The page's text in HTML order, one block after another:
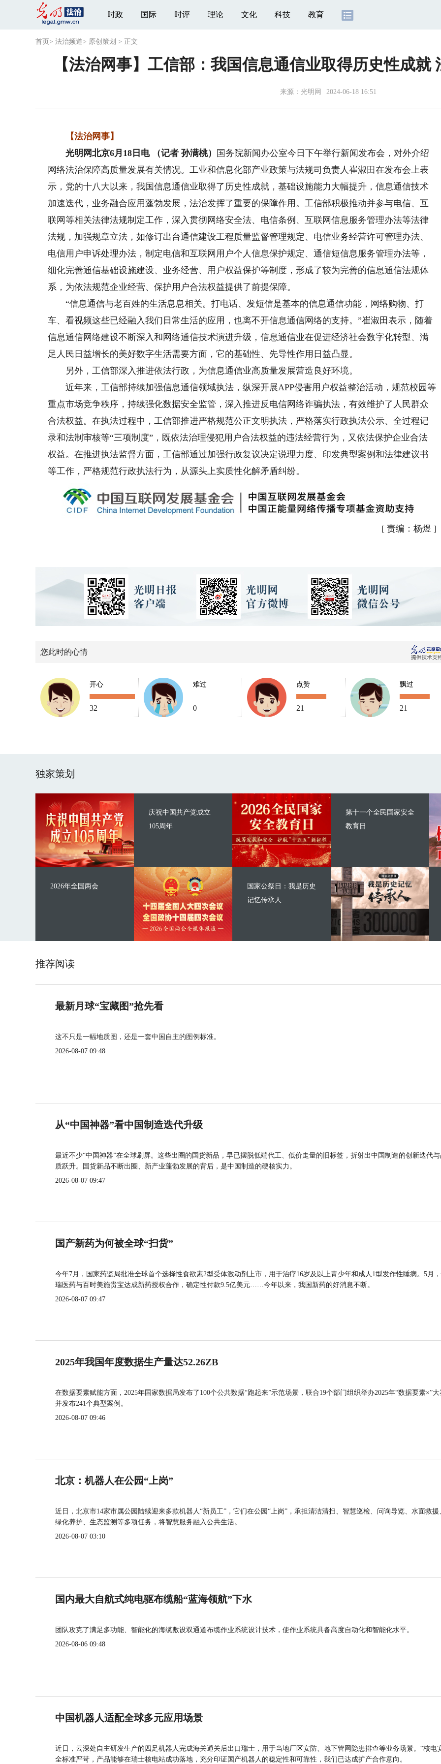
时政 国际 时评 理论 文化 科技 教育
首页 > 法治频道> 原创策划 > 正文
【法治网事】工信部：我国信息通信业取得历史性成
来源： 光明网 2024-06-18 16:51
【法治网事】
光明网北京6月18日电 （记者 孙满桃）
国务院新闻办公室今日下午举行新闻发布会，对外介绍
网络法治保障高质量发展有关情况。工业和信息化部产业政策与法规司负责人崔淑田在发布会上表
示，党的十八大以来，我国信息通信业取得了历史性成就，基础设施能力大幅提升，信息通信技术
加速迭代，业务融合应用蓬勃发展，法治发挥了重要的保障作用。工信部积极推动并参与电信、互
联网等相关法律法规制定工作，深入贯彻网络安全法、电信条例、互联网信息服务管理办法等法律
法规，加强规章立法，如修订出台通信建设工程质量监督管理规定、电信业务经营许可管理办法、
电信用户申诉处理办法，制定电信和互联网用户个人信息保护规定、通信短信息服务管理办法等，
细化完善通信基础设施建设、业务经营、用户权益保护等制度，形成了较为完善的信息通信法规体
系，为依法规范企业经营、保护用户合法权益提供了前提保障。
“信息通信与老百姓的生活息息相关。打电话、发短信是基本的信息通信功能，网络购物、打
车、看视频这些已经融入我们日常生活的应用，也离不开信息通信网络的支持。”崔淑田表示，随着
信息通信网络建设不断深入和网络通信技术演进升级，信息通信业在促进经济社会数字化转型、满
足人民日益增长的美好数字生活需要方面，它的基础性、先导性作用日益凸显。
另外，工信部深入推进依法行政，为信息通信业高质量发展营造良好环境。
近年来，工信部持续加强信息通信领域执法，纵深开展APP侵害用户权益整治活动，规范校园等
重点市场竞争秩序，持续强化数据安全监管，深入推进反电信网络诈骗执法，有效维护了人民群众
合法权益。在执法过程中，工信部推进严格规范公正文明执法，严格落实行政执法公示、全过程记
录和法制审核等“三项制度”，既依法治理侵犯用户合法权益的违法经营行为，又依法保护企业合法
权益。在推进执法监督方面，工信部通过加强行政复议决定说理力度、印发典型案例和法律建议书
等工作，严格规范行政执法行为，从源头上实质性化解矛盾纠纷。
[ 责编：杨煜 ]
您此时的心情
开心
32
难过
0
点赞
21
飘过
21
独家策划
庆祝中国共产党成立
105周年
2026年全国两会
第十一个全民国家安全
教育日
国家公祭日：我是历史
记忆传承人
推荐阅读
最新月球“宝藏图”抢先看
这不只是一幅地质图，还是一套中国自主的图例标准。
2026-08-07 09:48
从“中国神器”看中国制造迭代升级
最近不少“中国神器”在全球刷屏。这些出圈的国货新品，早已摆脱低端代工、低价走量的旧标签，折射出中国制造的创新迭代
质跃升。国货新品不断出圈、新产业蓬勃发展的背后，是中国制造的硬核实力。
2026-08-07 09:47
国产新药为何被全球“扫货”
今年7月，国家药监局批准全球首个选择性食欲素2型受体激动剂上市，用于治疗16岁及以上青少年和成人1型发作性睡病。5月
瑞医药与百时美施贵宝达成新药授权合作，确定性付款9.5亿美元……今年以来，我国新药的好消息不断。
2026-08-07 09:47
2025年我国年度数据生产量达52.26ZB
在数据要素赋能方面，2025年国家数据局发布了100个公共数据“跑起来”示范场景，联合19个部门组织举办2025年“数据要素×”大
并发布241个典型案例。
2026-08-07 09:46
北京：机器人在公园“上岗”
近日，北京市14家市属公园陆续迎来多款机器人“新员工”，它们在公园“上岗”，承担清洁清扫、智慧巡检、问询导览、水面救援
绿化养护、生态监测等多项任务，将智慧服务融入公共生活。
2026-08-07 03:10
国内最大自航式纯电驱布缆船“蓝海领航”下水
团队攻克了满足多功能、智能化的海缆敷设双通道布缆作业系统设计技术，使作业系统具备高度自动化和智能化水平。
2026-08-06 09:48
中国机器人适配全球多元应用场景
近日，云深处自主研发生产的四足机器人完成海关通关后出口瑞士，用于当地厂区安防、地下管网隐患排查等业务场景。“核电
全标准严苛，产品能够在瑞士核电站成功落地，充分印证国产机器人的稳定性和可靠性，我们已达成扩产合作意向。